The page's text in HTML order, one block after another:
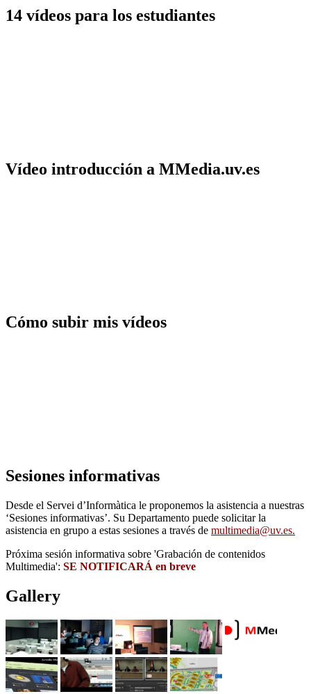
14 vídeos para los estudiantes
Vídeo introducción a MMedia.uv.es
Cómo subir mis vídeos
Sesiones informativas
Desde el Servei d’Informàtica le proponemos la asistencia a nuestras
‘Sesiones informativas’. Su Departamento puede solicitar la
asistencia en grupo a estas sesiones a través de multimedia@uv.es.
Próxima sesión informativa sobre 'Grabación de contenidos
Multimedia': SE NOTIFICARÁ en breve
Gallery